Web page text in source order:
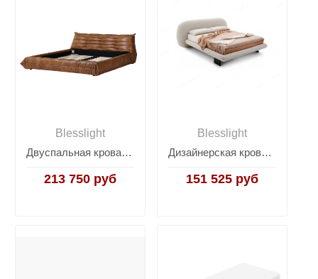
Blesslight
Двуспальная кровать RBD029 New Dark Ter leather
213 750 руб
Blesslight
Дизайнерская кровать Wabi
151 525 руб